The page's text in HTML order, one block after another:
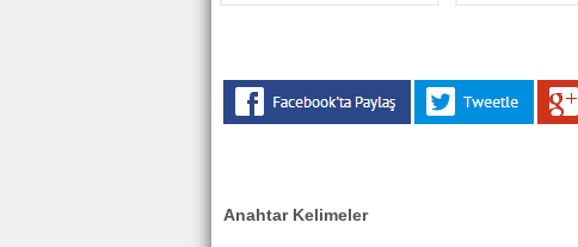
Anahtar Kelimeler